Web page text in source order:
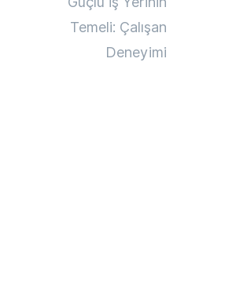
Temeli: Çalışan
Deneyimi